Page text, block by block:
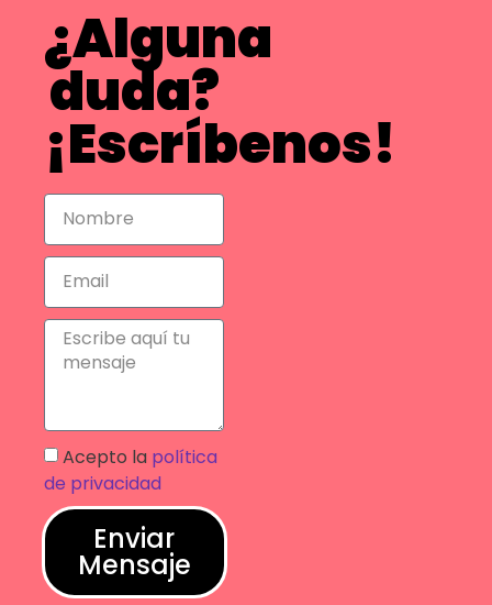
¿Alguna
duda?
¡Escríbenos!
Acepto la política
de privacidad
Enviar
Mensaje